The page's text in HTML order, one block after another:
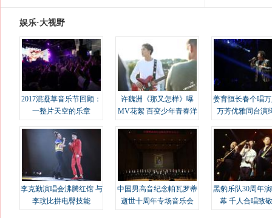
娱乐·大视野
2017混凝草音乐节回顾：
一整片天空的乐章
许魏洲《那又怎样》曝
MV花絮 百变少年青春洋
姜育恒长春个唱
万芳优雅同台演
李克勤演唱会沸腾红馆 与
李玟比拼电臀技能
中国男高音纪念帕瓦罗蒂
逝世十周年专场音乐会
黑豹乐队30周年
幕 千人合唱致